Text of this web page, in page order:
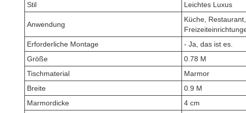
Stil
Leichtes Luxus
Anwendung
Küche,
Erforderliche Montage
- Ja, das ist es.
Größe
0.78 M
Tischmaterial
Marmor
Breite
0.9 M
Marmordicke
4 cm